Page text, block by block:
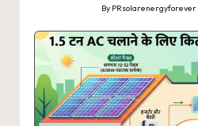
Posted
By PRsolarenergyforever